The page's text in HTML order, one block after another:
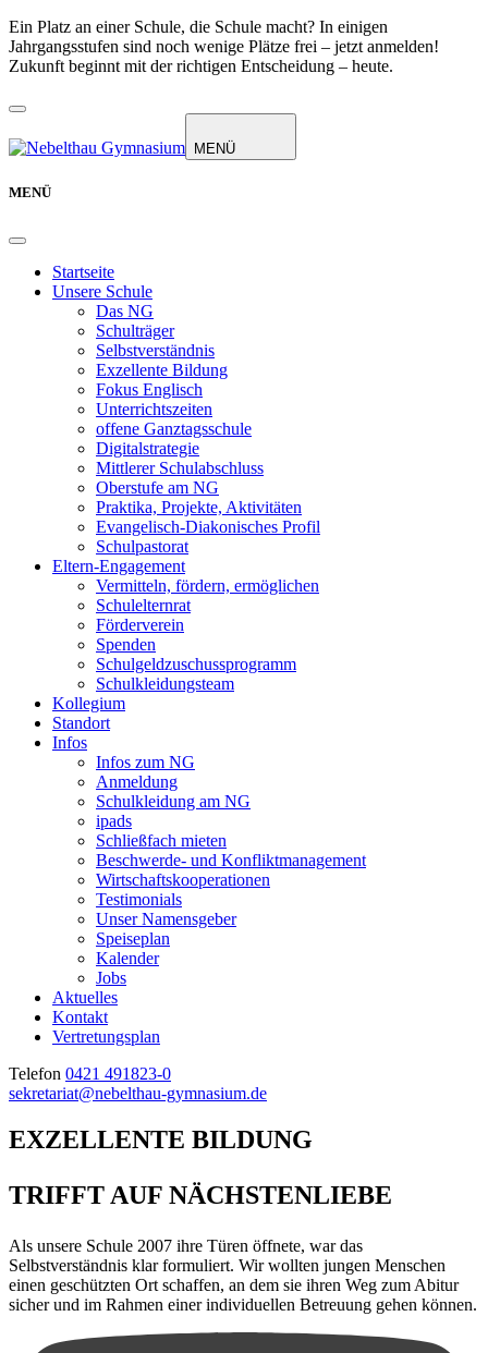
Ein Platz an einer Schule, die Schule macht? In einigen
Jahrgangsstufen sind noch wenige Plätze frei – jetzt anmelden!
Zukunft beginnt mit der richtigen Entscheidung – heute.
MENÜ
MENÜ
Startseite
Unsere Schule
Das NG
Schulträger
Selbstverständnis
Exzellente Bildung
Fokus Englisch
Unterrichtszeiten
offene Ganztagsschule
Digitalstrategie
Mittlerer Schulabschluss
Oberstufe am NG
Praktika, Projekte, Aktivitäten
Evangelisch-Diako­nisches Profil
Schulpastorat
Eltern-Engagement
Vermitteln, fördern, ermöglichen
Schulelternrat
Förderverein
Spenden
Schulgeldzuschussprogramm
Schulkleidungsteam
Kollegium
Standort
Infos
Infos zum NG
Anmeldung
Schulkleidung am NG
ipads
Schließfach mieten
Beschwerde- und Konfliktmanagement
Wirtschafts­kooperationen
Testimonials
Unser Namensgeber
Speiseplan
Kalender
Jobs
Aktuelles
Kontakt
Vertretungsplan
Telefon 0421 491823-0
sekretariat@nebelthau-gymnasium.de
EXZELLENTE BILDUNG
TRIFFT AUF NÄCHSTENLIEBE
Als unsere Schule 2007 ihre Türen öffnete, war das
Selbstverständnis klar formuliert. Wir wollten jungen Menschen
einen geschützten Ort schaffen, an dem sie ihren Weg zum Abitur
sicher und im Rahmen einer individuellen Betreuung gehen können.